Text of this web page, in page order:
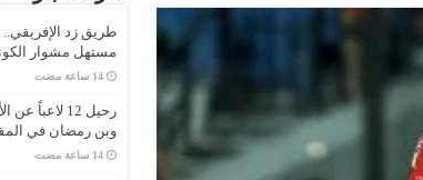
طريق زد
مستهل مشوار
‏14 ساعة مضت
رحيل 12
وبن رمضان في
‏14 ساعة مضت